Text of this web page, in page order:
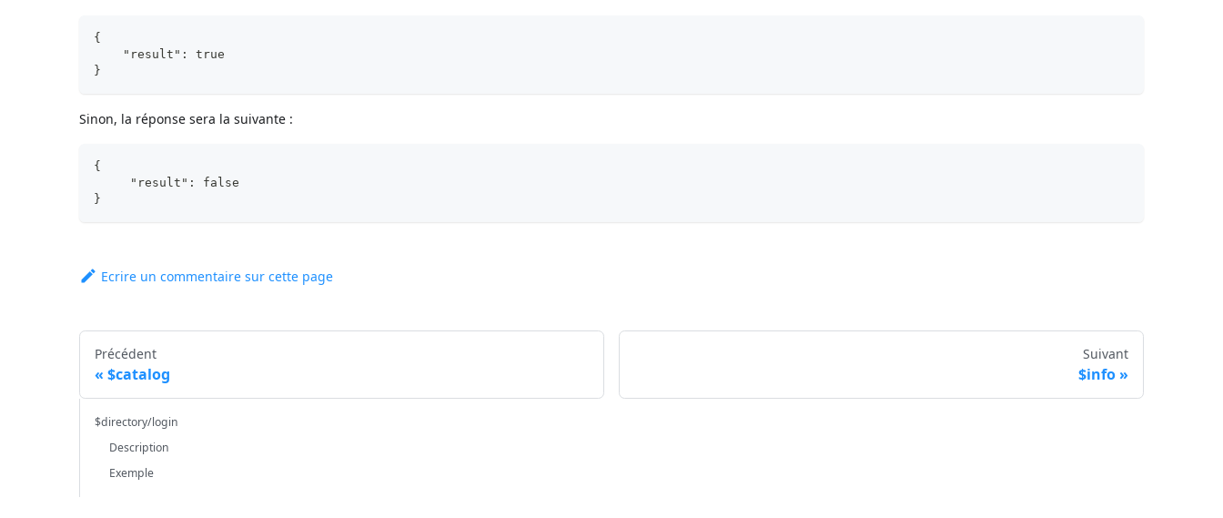
{
    "result": true
}
Sinon, la réponse sera la suivante :
{
     "result": false
}
Ecrire un commentaire sur cette page
Précédent
$catalog
Suivant
$info
$directory/login
Description
Exemple